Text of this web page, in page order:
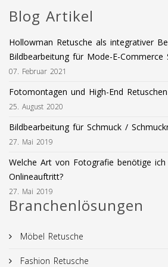
Blog Artikel
Hollowman Retusche als integrativer
Bildbearbeitung für Mode-E-Commerce
07. Februar 2021
Fotomontagen und High-End
25. August 2020
Bildbearbeitung für Schmuck /
27. Mai 2019
Welche Art von Fotografie benötige
Onlineauftritt?
27. Mai 2019
Branchenlösungen
Möbel Retusche
Fashion Retusche